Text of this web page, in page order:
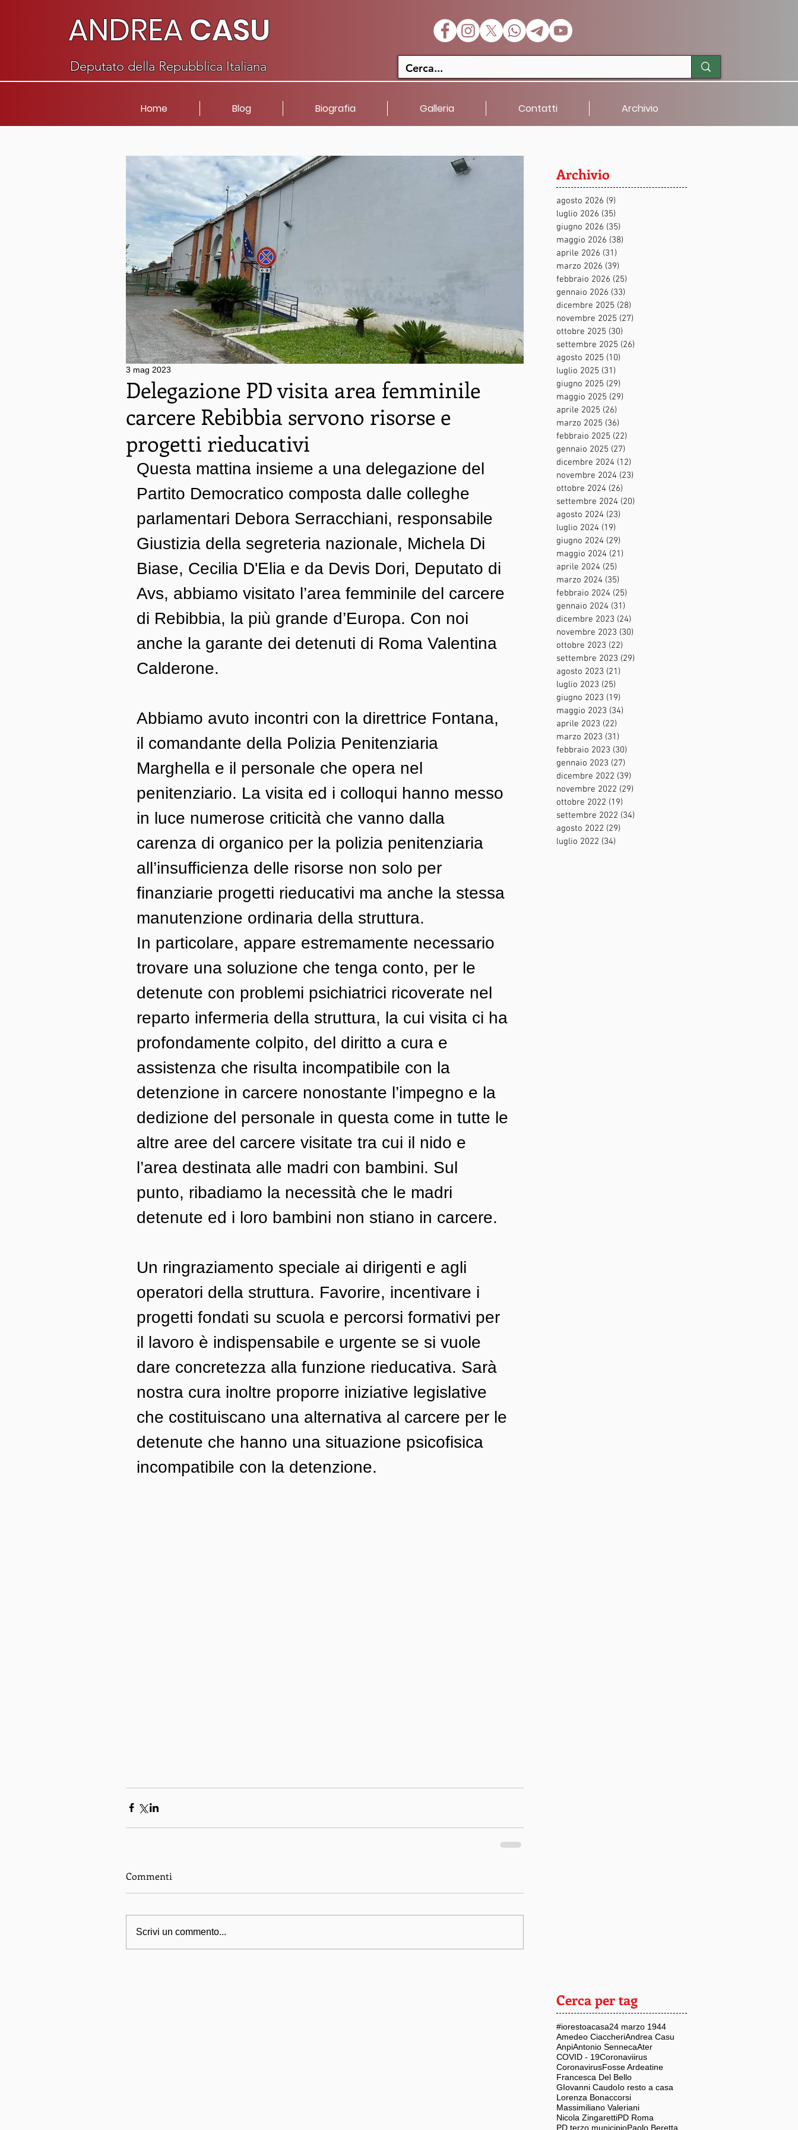
ANDREACASU
Deputato della Repubblica Italiana
Home Blog Biografia Galleria Contatti Archivio
Delegazione PD visita area femminile
carcere Rebibbia servono risorse e
progetti rieducativi
3 mag 2023
Questa mattina insieme a una delegazione del
Partito Democratico composta dalle colleghe
parlamentari Debora Serracchiani, responsabile
Giustizia della segreteria nazionale, Michela Di
Biase, Cecilia D'Elia e da Devis Dori, Deputato di
Avs, abbiamo visitato l’area femminile del carcere
di Rebibbia, la più grande d’Europa. Con noi
anche la garante dei detenuti di Roma Valentina
Calderone.
Abbiamo avuto incontri con la direttrice Fontana,
il comandante della Polizia Penitenziaria
Marghella e il personale che opera nel
penitenziario. La visita ed i colloqui hanno messo
in luce numerose criticità che vanno dalla
carenza di organico per la polizia penitenziaria
all’insufficienza delle risorse non solo per
finanziarie progetti rieducativi ma anche la stessa
manutenzione ordinaria della struttura.
In particolare, appare estremamente necessario
trovare una soluzione che tenga conto, per le
detenute con problemi psichiatrici ricoverate nel
reparto infermeria della struttura, la cui visita ci ha
profondamente colpito, del diritto a cura e
assistenza che risulta incompatibile con la
detenzione in carcere nonostante l’impegno e la
dedizione del personale in questa come in tutte le
altre aree del carcere visitate tra cui il nido e
l’area destinata alle madri con bambini. Sul
punto, ribadiamo la necessità che le madri
detenute ed i loro bambini non stiano in carcere.
Un ringraziamento speciale ai dirigenti e agli
operatori della struttura. Favorire, incentivare i
progetti fondati su scuola e percorsi formativi per
il lavoro è indispensabile e urgente se si vuole
dare concretezza alla funzione rieducativa. Sarà
nostra cura inoltre proporre iniziative legislative
che costituiscano una alternativa al carcere per le
detenute che hanno una situazione psicofisica
incompatibile con la detenzione.
Commenti
Scrivi un commento...
Archivio
agosto 2026 (9)
luglio 2026 (35)
giugno 2026 (35)
maggio 2026 (38)
aprile 2026 (31)
marzo 2026 (39)
febbraio 2026 (25)
gennaio 2026 (33)
dicembre 2025 (28)
novembre 2025 (27)
ottobre 2025 (30)
settembre 2025 (26)
agosto 2025 (10)
luglio 2025 (31)
giugno 2025 (29)
maggio 2025 (29)
aprile 2025 (26)
marzo 2025 (36)
febbraio 2025 (22)
gennaio 2025 (27)
dicembre 2024 (12)
novembre 2024 (23)
ottobre 2024 (26)
settembre 2024 (20)
agosto 2024 (23)
luglio 2024 (19)
giugno 2024 (29)
maggio 2024 (21)
aprile 2024 (25)
marzo 2024 (35)
febbraio 2024 (25)
gennaio 2024 (31)
dicembre 2023 (24)
novembre 2023 (30)
ottobre 2023 (22)
settembre 2023 (29)
agosto 2023 (21)
luglio 2023 (25)
giugno 2023 (19)
maggio 2023 (34)
aprile 2023 (22)
marzo 2023 (31)
febbraio 2023 (30)
gennaio 2023 (27)
dicembre 2022 (39)
novembre 2022 (29)
ottobre 2022 (19)
settembre 2022 (34)
agosto 2022 (29)
luglio 2022 (34)
Cerca per tag
#iorestoacasa24 marzo 1944
Amedeo CiaccheriAndrea Casu
AnpiAntonio SennecaAter
COVID - 19Coronaviirus
CoronavirusFosse Ardeatine
Francesca Del Bello
GIovanni CaudoIo resto a casa
Lorenza Bonaccorsi
Massimiliano Valeriani
Nicola ZingarettiPD Roma
PD terzo municipioPaolo Beretta